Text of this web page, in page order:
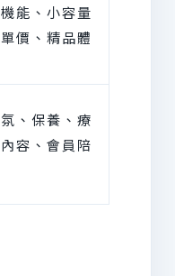
能、小容量
價、精品體
、保養、療
容、會員陪